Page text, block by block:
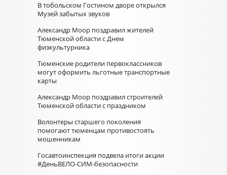
В тобольском Гостином дворе открылся
Музей забытых звуков
Александр Моор поздравил жителей
Тюменской области с Днем
физкультурника
Тюменские родители первоклассников
могут оформить льготные транспортные
карты
Александр Моор поздравил строителей
Тюменской области с праздником
Волонтеры старшего поколения
помогают тюменцам противостоять
мошенникам
Госавтоинспекция подвела итоги акции
#ДеньВЕЛО-СИМ-безопасности